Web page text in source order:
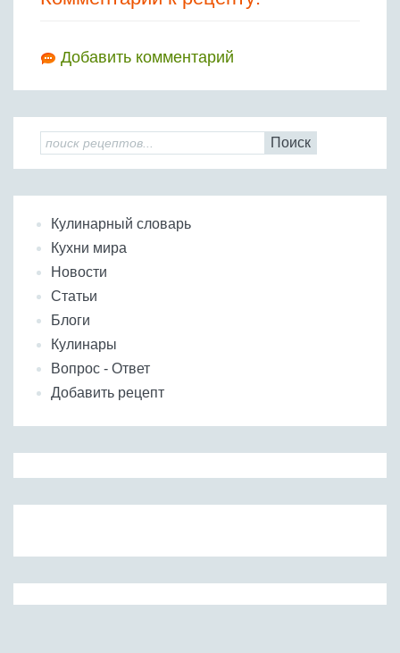
Добавить комментарий
Поиск
Кулинарный словарь
Кухни мира
Новости
Статьи
Блоги
Кулинары
Вопрос - Ответ
Добавить рецепт